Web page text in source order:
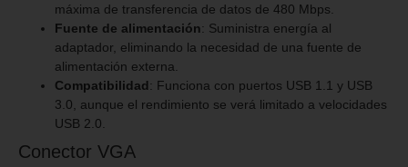
máxima de transferencia de datos de 480 Mbps.
Fuente de alimentación: Suministra energía al
adaptador, eliminando la necesidad de una fuente de
alimentación externa.
Compatibilidad: Funciona con puertos USB 1.1 y USB
3.0, aunque el rendimiento se verá limitado a velocidades
USB 2.0.
Conector VGA